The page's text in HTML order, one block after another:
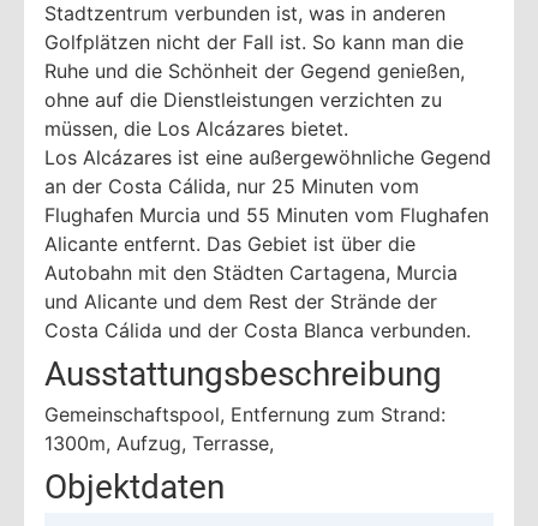
Stadtzentrum verbunden ist, was in anderen
Golfplätzen nicht der Fall ist. So kann man die
Ruhe und die Schönheit der Gegend genießen,
ohne auf die Dienstleistungen verzichten zu
müssen, die Los Alcázares bietet.
Los Alcázares ist eine außergewöhnliche Gegend
an der Costa Cálida, nur 25 Minuten vom
Flughafen Murcia und 55 Minuten vom Flughafen
Alicante entfernt. Das Gebiet ist über die
Autobahn mit den Städten Cartagena, Murcia
und Alicante und dem Rest der Strände der
Costa Cálida und der Costa Blanca verbunden.
Ausstattungsbeschreibung
Gemeinschaftspool, Entfernung zum Strand:
1300m, Aufzug, Terrasse,
Objektdaten